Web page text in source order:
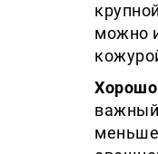
можно
важный
меньше